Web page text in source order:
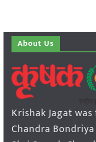
About Us
Krishak Jagat
Chandra